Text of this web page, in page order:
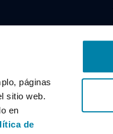
páginas
sitio web.
en
de